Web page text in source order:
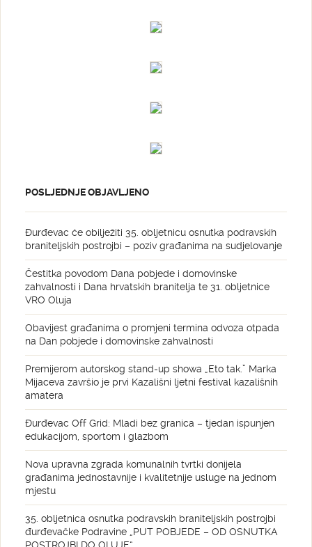
POSLJEDNJE OBJAVLJENO
Đurđevac će obilježiti 35. obljetnicu osnutka podravskih
braniteljskih postrojbi – poziv građanima na sudjelovanje
Čestitka povodom Dana pobjede i domovinske
zahvalnosti i Dana hrvatskih branitelja te 31. obljetnice
VRO Oluja
Obavijest građanima o promjeni termina odvoza otpada
na Dan pobjede i domovinske zahvalnosti
Premijerom autorskog stand-up showa „Eto tak.” Marka
Mijaceva završio je prvi Kazališni ljetni festival kazališnih
amatera
Đurđevac Off Grid: Mladi bez granica – tjedan ispunjen
edukacijom, sportom i glazbom
Nova upravna zgrada komunalnih tvrtki donijela
građanima jednostavnije i kvalitetnije usluge na jednom
mjestu
35. obljetnica osnutka podravskih braniteljskih postrojbi
đurđevačke Podravine „PUT POBJEDE – OD OSNUTKA